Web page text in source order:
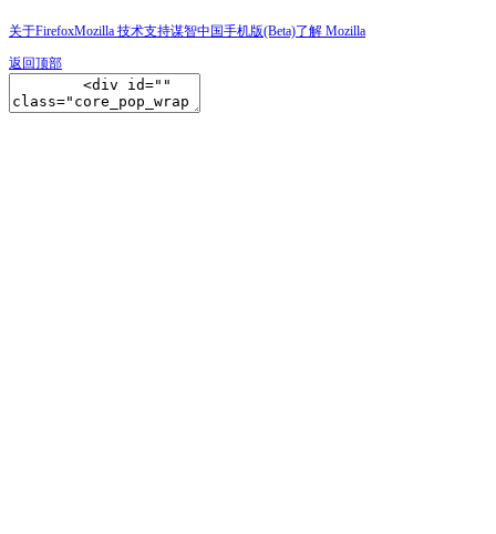
关于FirefoxMozilla 技术支持谋智中国手机版(Beta)了解 Mozilla
返回顶部